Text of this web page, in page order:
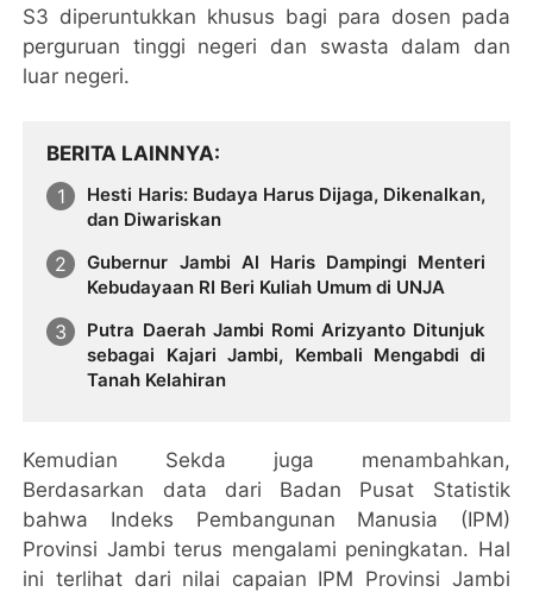
S3 diperuntukkan khusus bagi para dosen pada
perguruan tinggi negeri dan swasta dalam dan
luar negeri.
BERITA LAINNYA
Hesti Haris: Budaya Harus Dijaga, Dikenalkan,
dan Diwariskan
Gubernur Jambi Al Haris Dampingi Menteri
Kebudayaan RI Beri Kuliah Umum di UNJA
Putra Daerah Jambi Romi Arizyanto Ditunjuk
sebagai Kajari Jambi, Kembali Mengabdi di
Tanah Kelahiran
Kemudian Sekda juga menambahkan,
Berdasarkan data dari Badan Pusat Statistik
bahwa Indeks Pembangunan Manusia (IPM)
Provinsi Jambi terus mengalami peningkatan. Hal
ini terlihat dari nilai capaian IPM Provinsi Jambi